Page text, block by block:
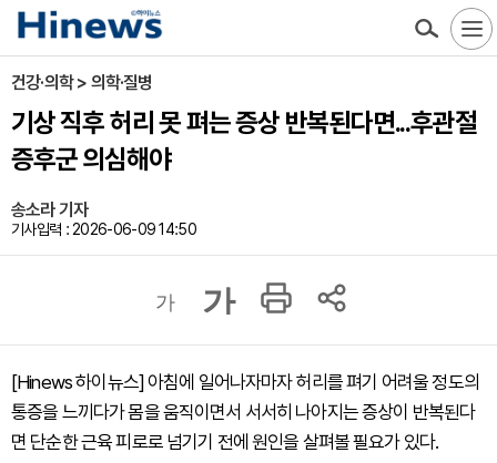
건강·의학 > 의학·질병
기상 직후 허리 못 펴는 증상 반복된다면...후관절
증후군 의심해야
송소라 기자
기사입력 : 2026-06-09 14:50
가 가
[Hinews 하이뉴스] 아침에 일어나자마자 허리를 펴기 어려울 정도의
통증을 느끼다가 몸을 움직이면서 서서히 나아지는 증상이 반복된다
면 단순한 근육 피로로 넘기기 전에 원인을 살펴볼 필요가 있다.